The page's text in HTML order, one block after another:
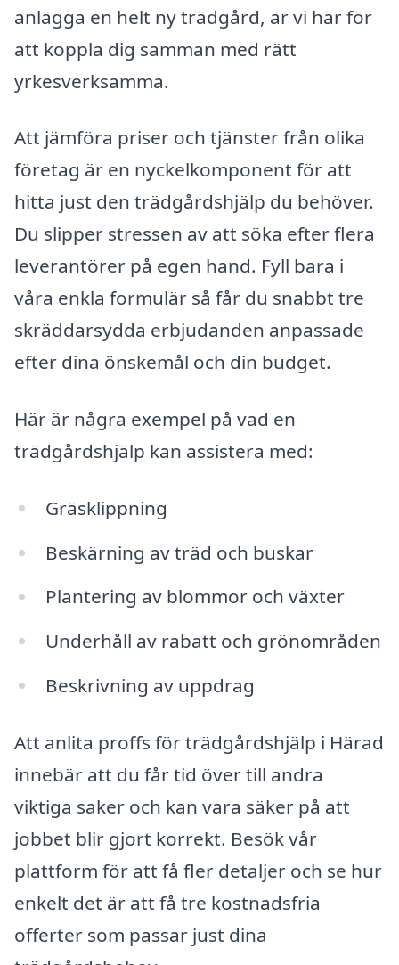
anlägga en helt ny trädgård, är vi här för
att koppla dig samman med rätt
yrkesverksamma.
Att jämföra priser och tjänster från olika
företag är en nyckelkomponent för att
hitta just den trädgårdshjälp du behöver.
Du slipper stressen av att söka efter flera
leverantörer på egen hand. Fyll bara i
våra enkla formulär så får du snabbt tre
skräddarsydda erbjudanden anpassade
efter dina önskemål och din budget.
Här är några exempel på vad en
trädgårdshjälp kan assistera med:
Gräsklippning
Beskärning av träd och buskar
Plantering av blommor och växter
Underhåll av rabatt och grönområden
Beskrivning av uppdrag
Att anlita proffs för trädgårdshjälp i Härad
innebär att du får tid över till andra
viktiga saker och kan vara säker på att
jobbet blir gjort korrekt. Besök vår
plattform för att få fler detaljer och se hur
enkelt det är att få tre kostnadsfria
offerter som passar just dina